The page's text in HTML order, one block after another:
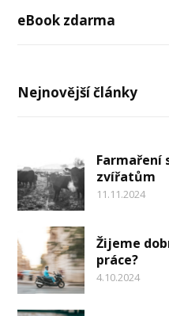
eBook zdarma
Nejnovější články
Farmaření
zvířatům
11.11.2024
Žijeme
práce?
4.10.2024